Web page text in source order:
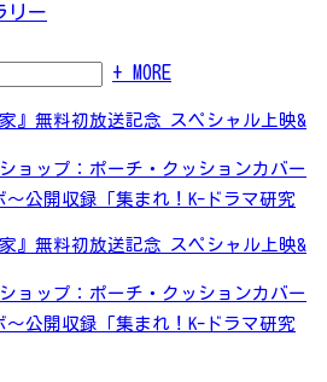
リー
+ MORE
』無料初放送記念 スペシャル上映&
ョップ：ポーチ・クッションカバー
～公開収録「集まれ！K-ドラマ研究
』無料初放送記念 スペシャル上映&
ョップ：ポーチ・クッションカバー
～公開収録「集まれ！K-ドラマ研究